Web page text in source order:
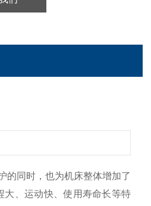
的同时，也为机床整体增加了
大、运动快、使用寿命长等特